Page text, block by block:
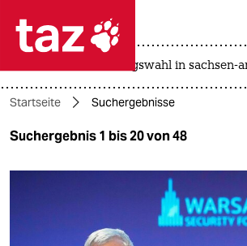
 taz zahl ich
taz zahl ich
themen
landtagswahl in sachsen-
Startseite Suchergebnisse
Suchergebnis 1 bis 20 von 48